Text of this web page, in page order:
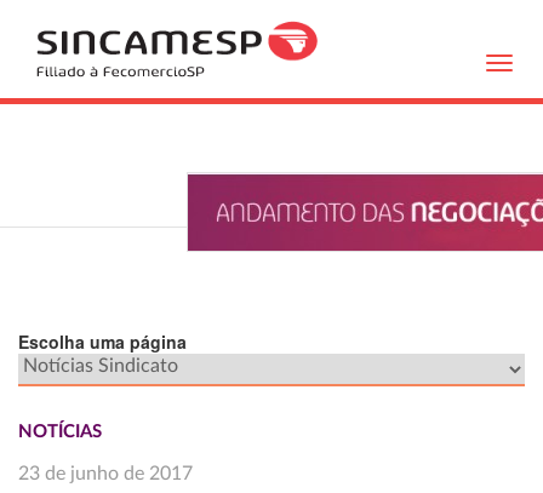
Escolha uma página
NOTÍCIAS
23 de junho de 2017